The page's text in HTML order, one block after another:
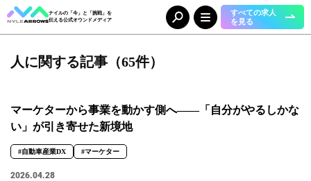
ナイルの「今」と「挑戦」を
伝える公式オウンドメディア
すべての求人
を見る
Category カテゴリ
組織（37）
Tag
人に関する記事（65件）
マーケターから事業を動かす側へ――「自分がやるしかな
い」が引き寄せた新境地
#自動車産業DX #マーケター
2026.04.28